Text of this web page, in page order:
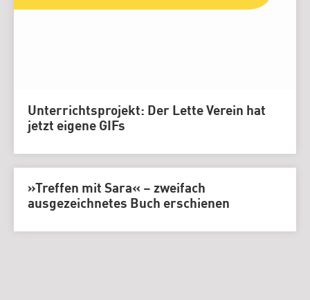
Unterrichtsprojekt: Der Lette Verein hat
jetzt eigene GIFs
»Treffen mit Sara« – zweifach
ausgezeichnetes Buch erschienen